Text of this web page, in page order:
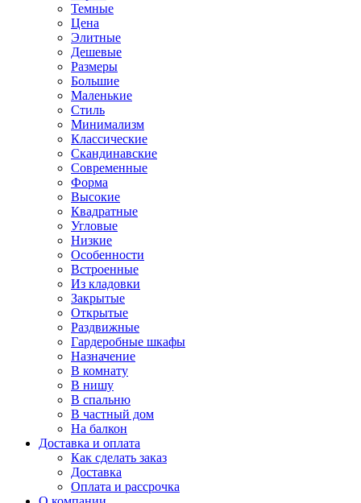
Темные
Цена
Элитные
Дешевые
Размеры
Большие
Маленькие
Стиль
Минимализм
Классические
Скандинавские
Современные
Форма
Высокие
Квадратные
Угловые
Низкие
Особенности
Встроенные
Из кладовки
Закрытые
Открытые
Раздвижные
Гардеробные шкафы
Назначение
В комнату
В нишу
В спальню
В частный дом
На балкон
Доставка и оплата
Как сделать заказ
Доставка
Оплата и рассрочка